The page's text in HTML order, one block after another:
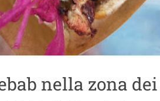
nella zona